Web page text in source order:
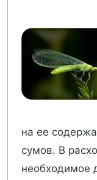
на ее
сумов. В
необходимое